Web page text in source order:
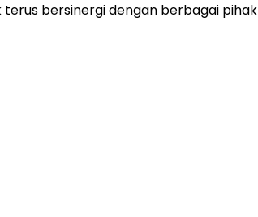
terus bersinergi dengan berbagai pihak